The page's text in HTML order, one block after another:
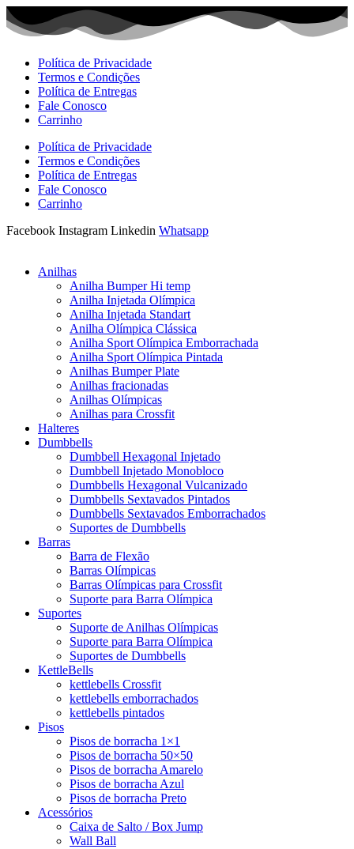
Ir
para
Política de Privacidade
Termos e Condições
Política de Entregas
Fale Conosco
Carrinho
Política de Privacidade
Termos e Condições
Política de Entregas
Fale Conosco
Carrinho
Facebook Instagram Linkedin Whatsapp
Anilhas
Anilha Bumper Hi temp
Anilha Injetada Olímpica
Anilha Injetada Standart
Anilha Olímpica Clássica
Anilha Sport Olímpica Emborrachada
Anilha Sport Olímpica Pintada
Anilhas Bumper Plate
Anilhas fracionadas
Anilhas Olímpicas
Anilhas para Crossfit
Halteres
Dumbbells
Dumbbell Hexagonal Injetado
Dumbbell Injetado Monobloco
Dumbbells Hexagonal Vulcanizado
Dumbbells Sextavados Pintados
Dumbbells Sextavados Emborrachados
Suportes de Dumbbells
Barras
Barra de Flexão
Barras Olímpicas
Barras Olímpicas para Crossfit
Suporte para Barra Olímpica
Suportes
Suporte de Anilhas Olímpicas
Suporte para Barra Olímpica
Suportes de Dumbbells
KettleBells
kettlebells Crossfit
kettlebells emborrachados
kettlebells pintados
Pisos
Pisos de borracha 1×1
Pisos de borracha 50×50
Pisos de borracha Amarelo
Pisos de borracha Azul
Pisos de borracha Preto
Acessórios
Caixa de Salto / Box Jump
Wall Ball